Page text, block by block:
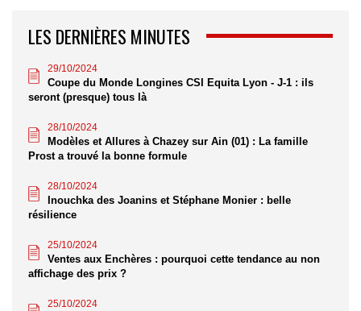
LES DERNIÈRES MINUTES
29/10/2024
Coupe du Monde Longines CSI Equita Lyon - J-1 : ils
seront (presque) tous là
28/10/2024
Modèles et Allures à Chazey sur Ain (01) : La famille
Prost a trouvé la bonne formule
28/10/2024
Inouchka des Joanins et Stéphane Monier : belle
résilience
25/10/2024
Ventes aux Enchères : pourquoi cette tendance au non
affichage des prix ?
25/10/2024